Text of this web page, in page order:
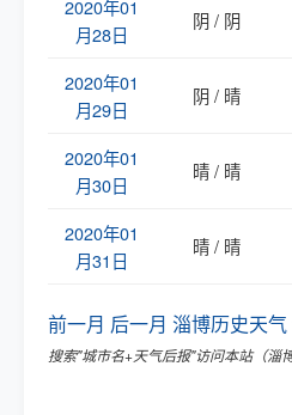
2020年01
月28日
阴 / 阴
2020年01
月29日
阴 / 晴
2020年01
月30日
晴 / 晴
2020年01
月31日
晴 / 晴
前一月 后一月 淄博历史天气
搜索"城市名+天气后报"访问本站（淄